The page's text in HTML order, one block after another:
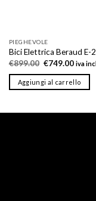
PIEGHEVOLE
Bici Elettrica Beraud E-
€899.00 Il
originale
era:
€749.00Il
è:
iva
Aggiungi al carrello